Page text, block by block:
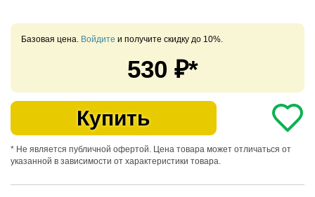
Базовая цена. Войдите и получите скидку до 10%.
530 ₽*
Купить
* Не является публичной офертой. Цена товара может отличаться от
указанной в зависимости от характеристики товара.